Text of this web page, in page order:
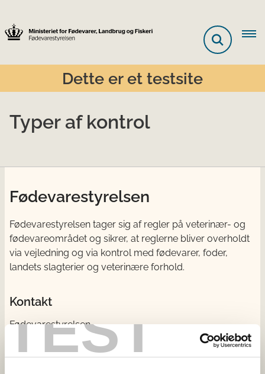
TEST
Dette er et testsite
Typer af kontrol
Fødevarestyrelsen
Fødevarestyrelsen tager sig af regler på veterinær- og
fødevareområdet og sikrer, at reglerne bliver overholdt
via vejledning og via kontrol med fødevarer, foder,
landets slagterier og veterinære forhold.
Kontakt
Fødevarestyrelsen
Stationsparken 31-33
2600 Glostrup